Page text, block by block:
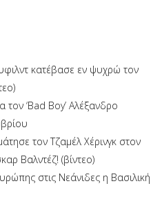
κατέβασε εν ψυχρώ τον
τον ‘Bad Boy’ Αλέξανδρο
τον Τζαμέλ Χέρινγκ στον
Βαλντέζ! (βίντεο)
στις Νεάνιδες η Βασιλική